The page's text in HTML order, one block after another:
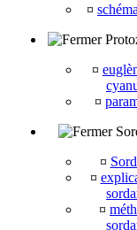
¤
¤
¤
¤
¤
¤